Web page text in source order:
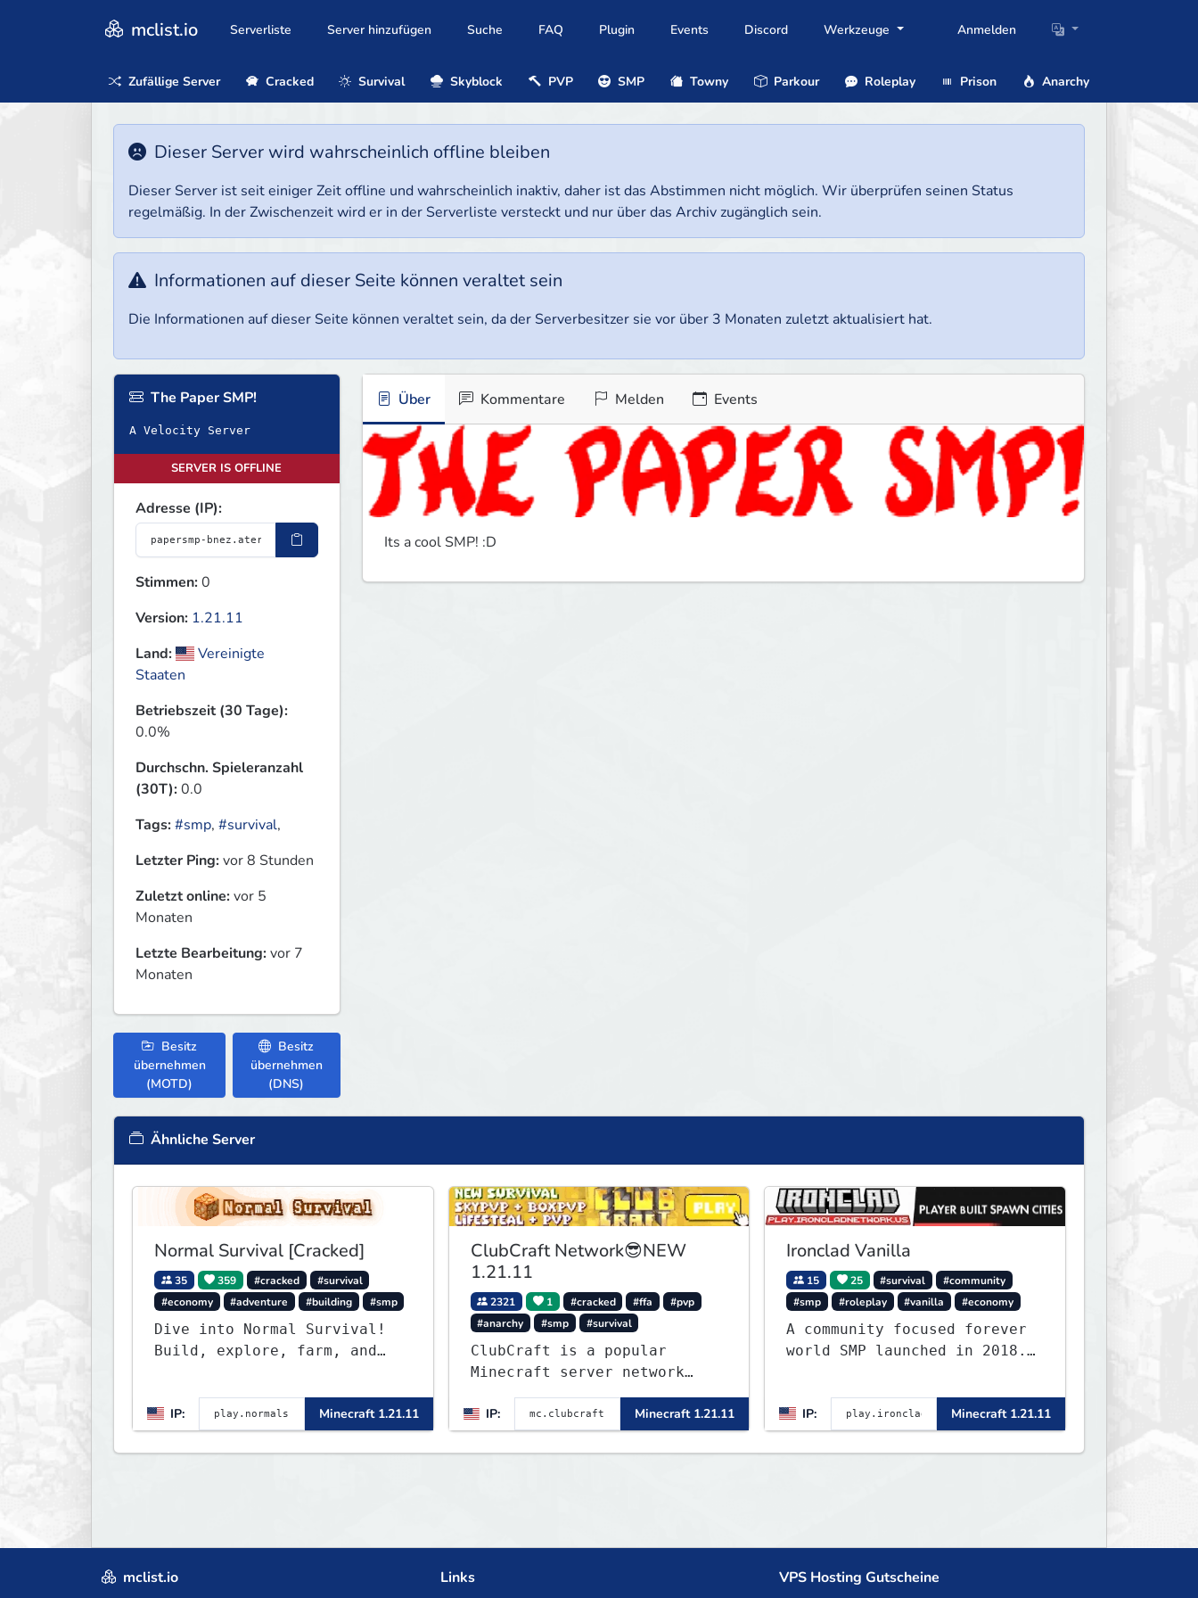
mclist.io Serverliste Server hinzufügen Suche FAQ Plugin Events Discord Werkzeuge Anmelden
Zufällige Server Cracked Survival Skyblock PVP SMP Towny Parkour Roleplay Prison Anarchy
Dieser Server wird wahrscheinlich offline bleiben
Dieser Server ist seit einiger Zeit offline und wahrscheinlich inaktiv, daher ist das Abstimmen nicht möglich. Wir überprüfen seinen Status
regelmäßig. In der Zwischenzeit wird er in der Serverliste versteckt und nur über das Archiv zugänglich sein.
Informationen auf dieser Seite können veraltet sein
Die Informationen auf dieser Seite können veraltet sein, da der Serverbesitzer sie vor über 3 Monaten zuletzt aktualisiert hat.
The Paper SMP!
A Velocity Server
SERVER IS OFFLINE
Adresse (IP):
Stimmen:0
Version: 1.21.11
Land:
Vereinigte
Staaten
Betriebszeit (30 Tage):
0.0%
Durchschn. Spieleranzahl
(30T):0.0
Tags:#smp, #survival,
Letzter Ping:vor 8 Stunden
Zuletzt online:vor 5
Monaten
Letzte Bearbeitung:vor 7
Monaten
Besitz
übernehmen
(MOTD)
Besitz
übernehmen
(DNS)
Über Kommentare Melden Events
Its a cool SMP! :D
Ähnliche Server
Normal Survival [Cracked]
35 359 #cracked
#survival
#economy
#adventure #building #smp
Dive into Normal Survival!
Build, explore, farm, and
updates, new features, and
endless adventures!
IP: Minecraft 1.21.11
ClubCraft Network😎NEW
1.21.11
2321 1 #cracked #ffa
#pvp
#anarchy
#smp #survival
ClubCraft is a popular
Minecraft server network
modes, including Survival,
Lifesteal, FFA BoxPVP,
SkyBlock, KitPVP and many
IP: Minecraft 1.21.11
Ironclad Vanilla
15 25 #survival
#community
#smp
#roleplay #vanilla #economy
A community focused forever
world SMP launched in 2018.
with no spawned in items or
cheats.
IP: Minecraft 1.21.11
mclist.io Links VPS Hosting Gutscheine